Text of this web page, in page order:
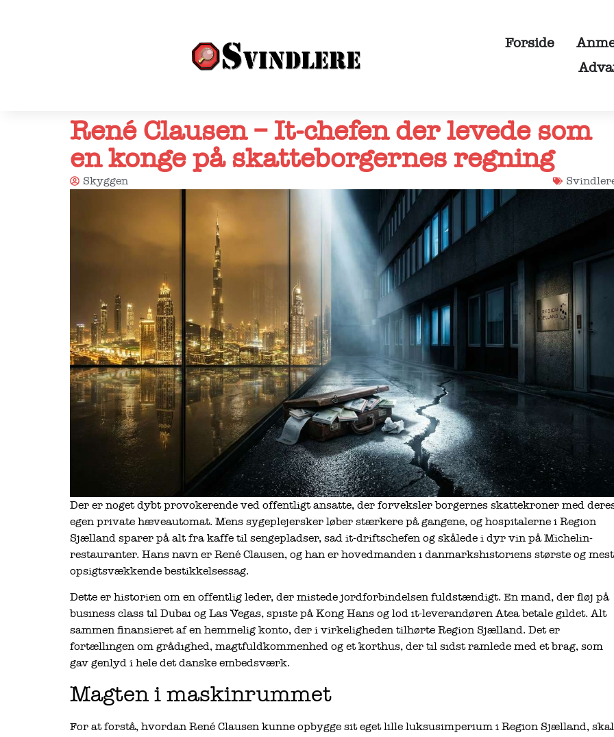
Forside
René Clausen – It-chefen der levede som
en konge på skatteborgernes regning
Skyggen
Der er noget dybt provokerende ved offentligt ansatte, der forveksler borgernes skattekroner med
egen private hæveautomat. Mens sygeplejersker løber stærkere på gangene, og hospitalerne i Region
Sjælland sparer på alt fra kaffe til sengepladser, sad it-driftschefen og skålede i dyr vin på Michelin-
restauranter. Hans navn er René Clausen, og han er hovedmanden i danmarkshistoriens største og mest
opsigtsvækkende bestikkelsessag.
Dette er historien om en offentlig leder, der mistede jordforbindelsen fuldstændigt. En mand, der fløj på
business class til Dubai og Las Vegas, spiste på Kong Hans og lod it-leverandøren Atea betale gildet. Alt
sammen finansieret af en hemmelig konto, der i virkeligheden tilhørte Region Sjælland. Det er
fortællingen om grådighed, magtfuldkommenhed og et korthus, der til sidst ramlede med et brag, som
gav genlyd i hele det danske embedsværk.
Magten i maskinrummet
For at forstå, hvordan René Clausen kunne opbygge sit eget lille luksusimperium i Region Sjælland, skal